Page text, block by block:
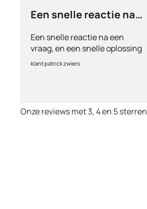
Een snelle reactie na
Een snelle reactie na een
vraag, en een snelle oplossing
klant patrick zwiers
Onze reviews met 3, 4 en 5 sterren